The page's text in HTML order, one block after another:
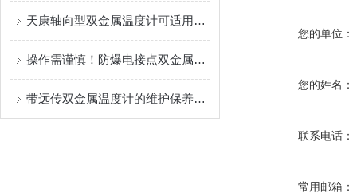
天康轴向型双金属温度计可适用于较为恶劣的环境条件中
操作需谨慎！防爆电接点双金属温度计操作时需要注意这些
带远传双金属温度计的维护保养需要从多个方面入手
您的单位：
您的姓名：
联系电话：
常用邮箱：